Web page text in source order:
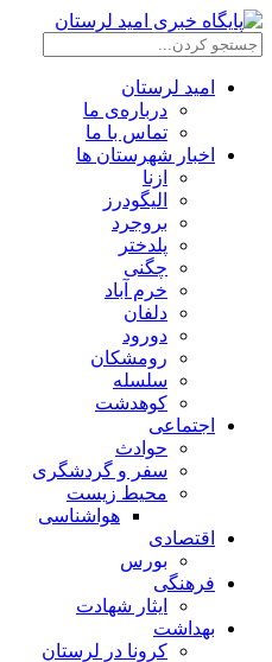
امید لرستان
درباره‌ی ما
تماس با ما
اخبار شهرستان ها
ازنا
الیگودرز
بروجرد
پلدختر
چگنی
خرم آباد
دلفان
دورود
رومشکان
سلسله
کوهدشت
اجتماعی
حوادث
سفر و گردشگری
محیط زیست
هواشناسی
اقتصادی
بورس
فرهنگی
ایثار شهادت
بهداشت
کرونا در لرستان